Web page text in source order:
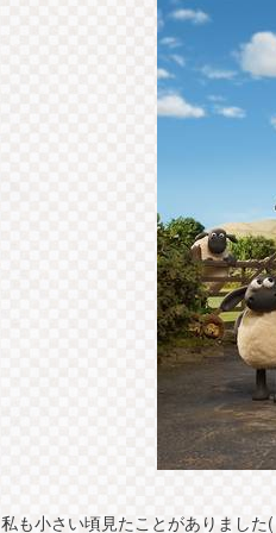
私も小さい頃見たことがありました(